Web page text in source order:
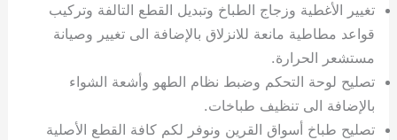
تغيير الأغطية وزجاج الطباخ وتبديل القطع التالفة وتركيب
قواعد مطاطية مانعة للانزلاق بالإضافة الى تغيير وصيانة
مستشعر الحرارة.
تصليح لوحة التحكم وضبط نظام الطهو وأشعة الشواء
بالإضافة الى تنظيف طباخات.
تصليح طباخ أسواق القرين ونوفر لكم كافة القطع الأصلية